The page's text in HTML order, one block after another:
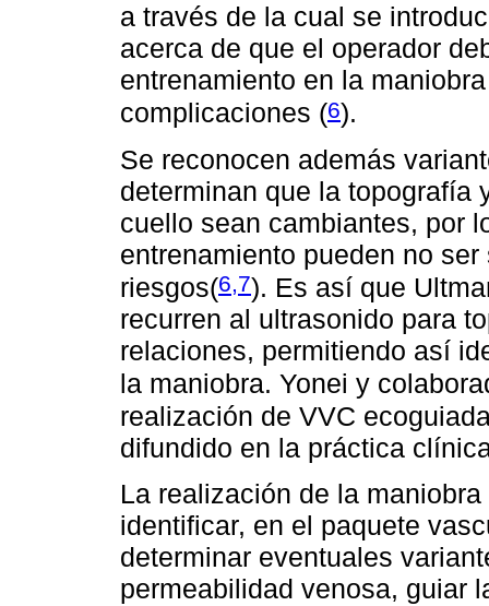
a través de la cual se
acerca de que el operador
entrenamiento en la
complicaciones (6).
Se reconocen además
determinan que la topografía
cuello sean cambiantes, por
entrenamiento pueden no
riesgos(6,7). Es así que
recurren al ultrasonido para
relaciones, permitiendo así
la maniobra. Yonei y
realización de VVC
difundido en la práctica
La realización de la
identificar, en el paquete
determinar eventuales
permeabilidad venosa, guiar